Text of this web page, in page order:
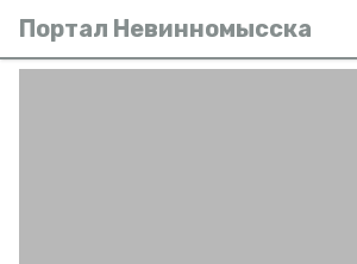
Портал Невинномысска